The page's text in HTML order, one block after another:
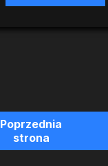
Poprzednia
strona